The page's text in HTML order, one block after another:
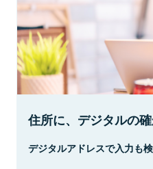
住所に、デジタルの確
デジタルアドレスで入力も